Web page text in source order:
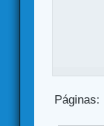
Páginas: